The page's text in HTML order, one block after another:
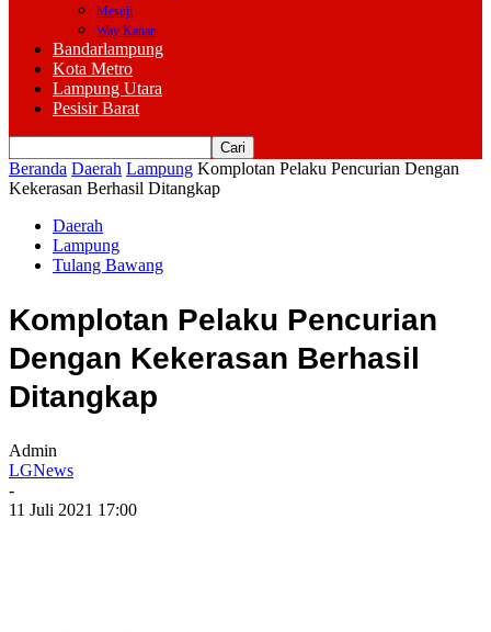
Mesuji
Way Kanan
Bandarlampung
Kota Metro
Lampung Utara
Pesisir Barat
Beranda Daerah Lampung Komplotan Pelaku Pencurian Dengan
Kekerasan Berhasil Ditangkap
Daerah
Lampung
Tulang Bawang
Komplotan Pelaku Pencurian
Dengan Kekerasan Berhasil
Ditangkap
Admin
LGNews
-
11 Juli 2021 17:00